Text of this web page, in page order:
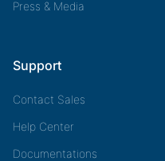
Press & Media
Support
Contact Sales
Help Center
Documentations